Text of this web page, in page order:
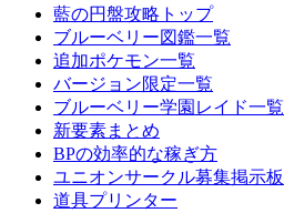
藍の円盤攻略トップ
ブルーベリー図鑑一覧
追加ポケモン一覧
バージョン限定一覧
ブルーベリー学園レイド一覧
新要素まとめ
BPの効率的な稼ぎ方
ユニオンサークル募集掲示板
道具プリンター